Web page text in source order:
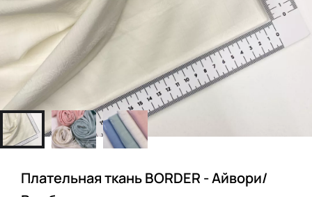
Плательная ткань BORDER - Айвори/